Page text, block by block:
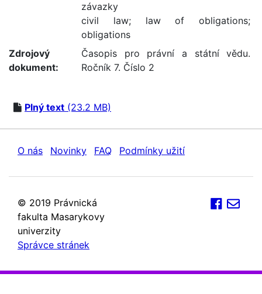
závazky
civil law; law of obligations;
obligations
Zdrojový
dokument:
Časopis pro právní a státní vědu.
Ročník 7. Číslo 2
Plný text (23.2 MB)
O nás Novinky FAQ Podmínky užití
© 2019 Právnická
fakulta Masarykovy
univerzity
Správce stránek